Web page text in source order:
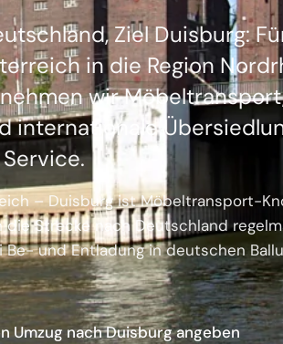
Ziel Duisburg:
in die Region
wir
internationale
– Duisburg ist Möbeltransport-
die Strecke nach Deutschland
Be- und Entladung in deutschen
Umzug nach Duisburg angeben